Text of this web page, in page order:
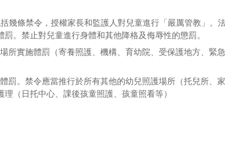
幾條禁令，授權家長和監護人對兒童進行「嚴厲管教」。
。禁止對兒童進行身體和其他降格及侮辱性的懲罰。
所實施體罰（寄養照護、機構、育幼院、受保護地方、緊
罰。禁令應當推行於所有其他的幼兒照護場所（托兒所、
（日托中心、課後孩童照護、孩童照看等）